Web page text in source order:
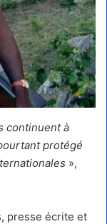
continuent à
protégé
»,
presse écrite et